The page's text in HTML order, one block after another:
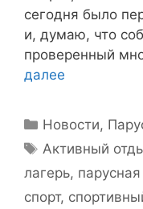
сегодня было
и, думаю, что
проверенный
далее
Рубрики
Новости,
Метки
Активный
лагерь,
спорт,